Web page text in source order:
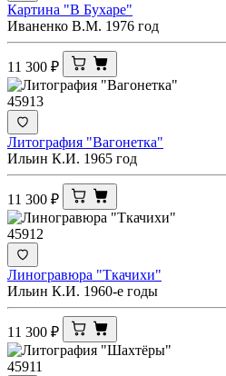
Картина "В Бухаре"
Иваненко В.М. 1976 год
11 300 ₽
45913
Литография "Вагонетка"
Ильин К.И. 1965 год
11 300 ₽
45912
Линогравюра "Ткачихи"
Ильин К.И. 1960-е годы
11 300 ₽
45911